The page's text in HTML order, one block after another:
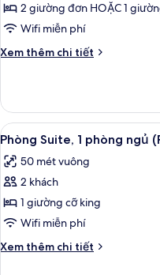
Suite,
1
ngủ
2 giường đơn HOẶC 1
Wifi miễn phí
Xem thêm chi tiết
Chi
Phòng
Suite,
1
phòng
ngủ
Xem
tất
cả
ảnh
Phòng
Suite,
1
phòng
13
Phòng Suite, 1 phòng ngủ
50 mét vuông
2 khách
1 giường cỡ king
Wifi miễn phí
Xem thêm chi tiết
Chi